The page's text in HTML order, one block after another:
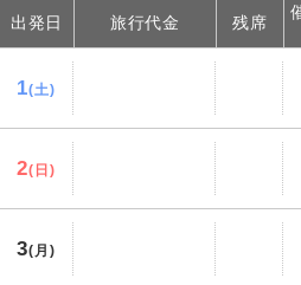
出発日 旅行代金 残席
1(土)
2(日)
3(月)